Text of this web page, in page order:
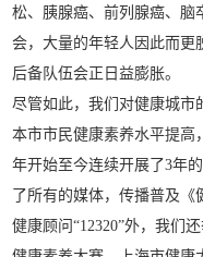
松、胰腺癌、前列腺癌、脑
会，大量的年轻人因此而更
后备队伍会正日益膨胀。
尽管如此，我们对健康城市
本市市民健康素养水平提高
年开始至今连续开展了3年
了所有的媒体，传播普及
健康顾问“12320”外，我们